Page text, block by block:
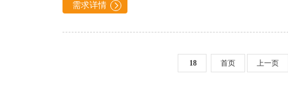
需求详情 
18 首页 上一页